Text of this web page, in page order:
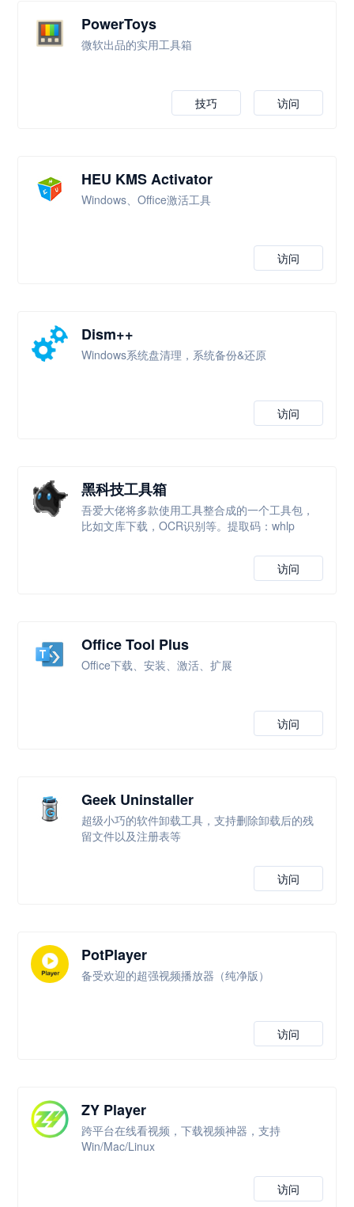
PowerToys
微软出品的实用工具箱
访问
技巧
HEU KMS Activator
Windows、Office激活工具
访问
Dism++
Windows系统盘清理，系统备份&还原
访问
黑科技工具箱
吾爱大佬将多款使用工具整合成的一个工具包，
比如文库下载，OCR识别等。提取码：whlp
访问
Office Tool Plus
Office下载、安装、激活、扩展
访问
Geek Uninstaller
超级小巧的软件卸载工具，支持删除卸载后的残
留文件以及注册表等
访问
PotPlayer
备受欢迎的超强视频播放器（纯净版）
访问
ZY Player
跨平台在线看视频，下载视频神器，支持
Win/Mac/Linux
访问